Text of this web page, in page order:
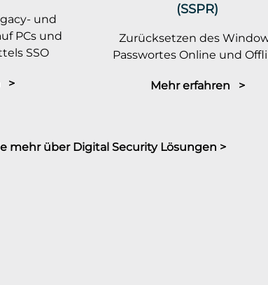
und
PCs und
SSO
>
(SSPR)
Zurücksetzen des
Passwortes Online und
Mehr erfahren >
mehr über Digital Security Lösungen >